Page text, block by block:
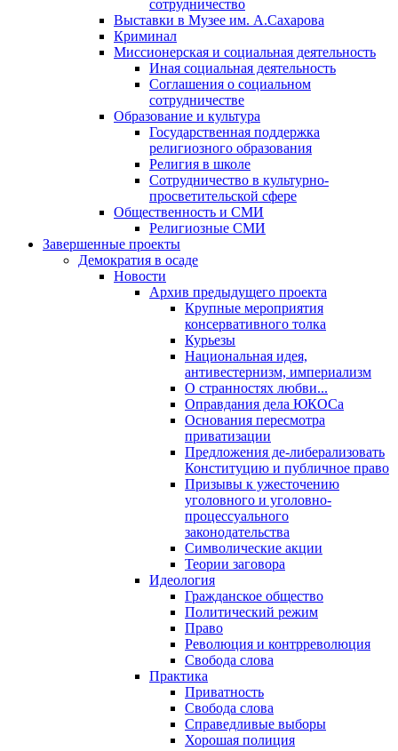
сотрудничество
Выставки в Музее им. А.Сахарова
Криминал
Миссионерская и социальная деятельность
Иная социальная деятельность
Соглашения о социальном
сотрудничестве
Образование и культура
Государственная поддержка
религиозного образования
Религия в школе
Сотрудничество в культурно-
просветительской сфере
Общественность и СМИ
Религиозные СМИ
Завершенные проекты
Демократия в осаде
Новости
Архив предыдущего проекта
Крупные мероприятия
консервативного толка
Курьезы
Национальная идея,
антивестернизм, империализм
О странностях любви...
Оправдания дела ЮКОСа
Основания пересмотра
приватизации
Предложения де-либерализовать
Конституцию и публичное право
Призывы к ужесточению
уголовного и уголовно-
процессуального
законодательства
Символические акции
Теории заговора
Идеология
Гражданское общество
Политический режим
Право
Революция и контрреволюция
Свобода слова
Практика
Приватность
Свобода слова
Справедливые выборы
Хорошая полиция